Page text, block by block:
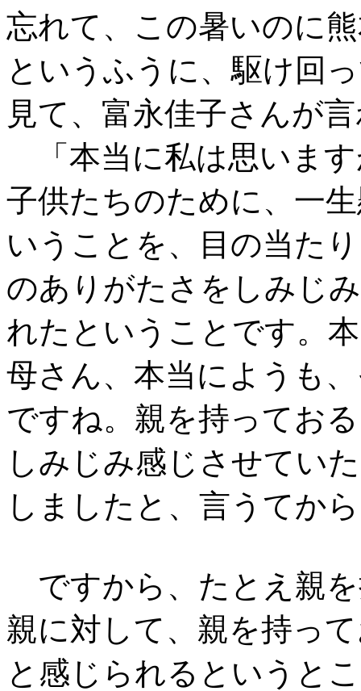
忘れて、この暑いのに
というふうに、駆け回
見て、富永佳子さんが
「本当に私は思いま
子供たちのために、一
いうことを、目の当た
のありがたさをしみじ
れたということです。
母さん、本当にようも
ですね。親を持ってお
しみじみ感じさせてい
しましたと、言うてか
ですから、たとえ親
親に対して、親を持っ
と感じられるというと